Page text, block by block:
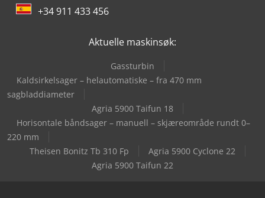
+34 911 433 456
Aktuelle maskinsøk:
Gassturbin
Kaldsirkelsager – helautomatiske – fra 470 mm
sagbladdiameter
Agria 5900 Taifun 18
Horisontale båndsager – manuell – skjæreområde rundt 0–
220 mm
Theisen Bonitz Tb 310 Fp
Agria 5900 Cyclone 22
Agria 5900 Taifun 22